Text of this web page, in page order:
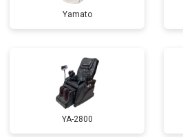
Ремонт сканера
Ремонт купюроприемника
Замена сетевого трансформатора
Ремонт микро-лифта
Yamato
YA-2800